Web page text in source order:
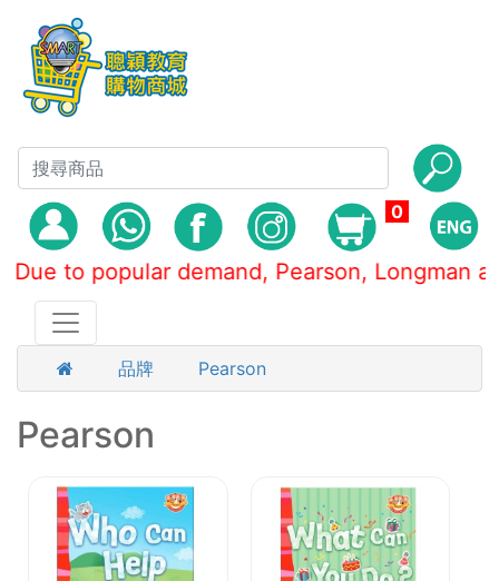
0
demand, Pearson, Longman and
品牌 Pearson
Pearson